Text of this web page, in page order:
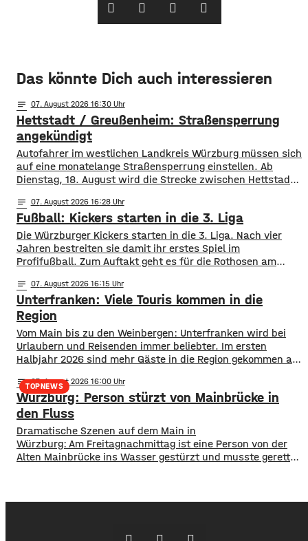
Das könnte Dich auch interessieren
notes 07. August 2026 16:30
Hettstadt / Greußenheim: Straßensperrung
angekündigt
Autofahrer im westlichen Landkreis Würzburg müssen sich
auf eine monatelange Straßensperrung einstellen. Ab
Dienstag, 18. August wird die Strecke zwischen Hettstadt
Staatliche Bauamt an. Die Fahrbahn muss erneuert
werden, sie weist Verdrückungen, Abbrüche, Risse und
gebrochene Fahrbahnränder auf. Auch die Entwässerung
muss erneuert werden. Die Arbeiten seien unter
notes 07. August 2026 16:28
Fußball: Kickers starten in die 3. Liga
Die Würzburger Kickers starten in die 3. Liga. Nach vier
Jahren bestreiten sie damit ihr erstes Spiel im
Profifußball. Zum Auftakt geht es für die Rothosen am
Kickers sich als Neuling in der Liga ihren Platz suchen
müssen, sind die „Schanzer“ bereits seit vier Saisons in
der 3.
notes 07. August 2026 16:15
Unterfranken: Viele Touris kommen in die
Region
Vom Main bis zu den Weinbergen: Unterfranken wird bei
Urlaubern und Reisenden immer beliebter. Im ersten
Halbjahr 2026 sind mehr Gäste in die Region gekommen als
Landesamts für Statistik hervorgeht, sind zwischen
Januar und Juni über 1,3 Millionen Menschen hier
angekommen, ein Plus von 2,8 Prozent. ​Außerdem
TOPNEWS
notes 07. August 2026 16:00
Würzburg: Person stürzt von Mainbrücke in
den Fluss
​​Dramatische Szenen auf dem Main in
Würzburg: Am Freitagnachmittag ist eine Person von der
Alten Mainbrücke ins Wasser gestürzt und musste gerettet
möglich an Land gebracht